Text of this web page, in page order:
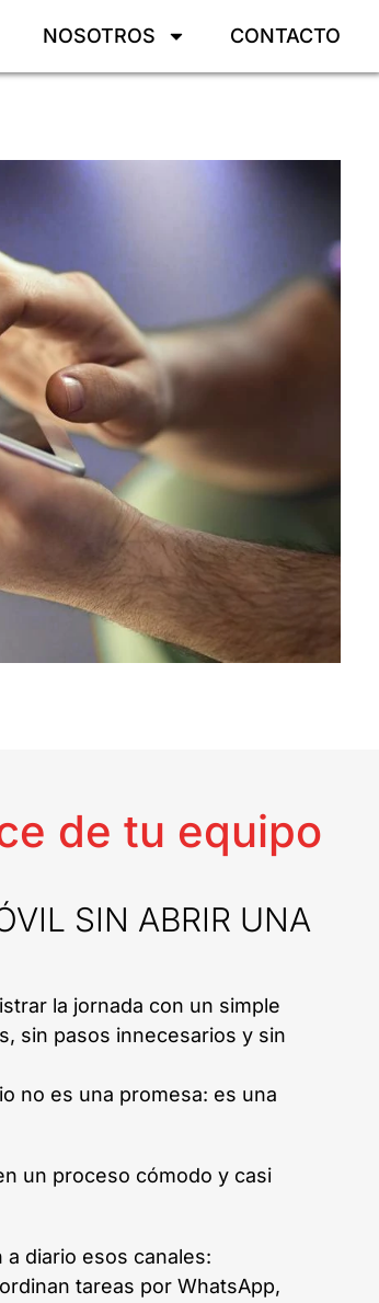
NOSOTROS CONTACTO
de tu equipo
SIN ABRIR UNA
la jornada con un simple
sin pasos innecesarios y sin
no es una promesa: es una
un proceso cómodo y casi
diario esos canales:
tareas por WhatsApp,